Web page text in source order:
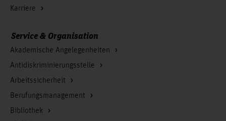
Karriere
Service & Organisation
Akademische Angelegenheiten
Antidiskriminierungsstelle
Arbeitssicherheit
Berufungsmanagement
Bibliothek